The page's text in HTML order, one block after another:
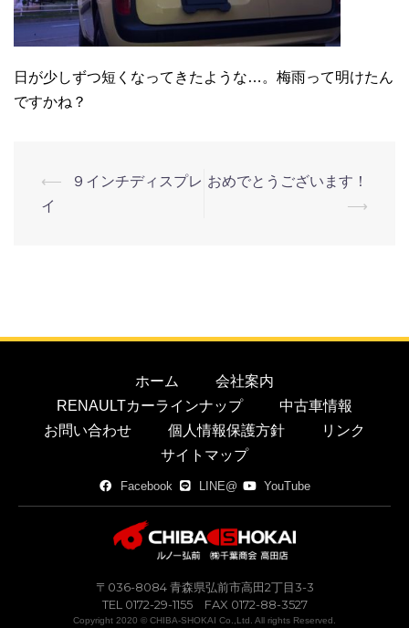
日が少しずつ短くなってきたような…。梅雨って明けたん
ですかね？
⟵
９インチディスプレ
イ
おめでとうございます！
⟶
ホーム
会社案内
RENAULTカーラインナップ
中古車情報
お問い合わせ
個人情報保護方針
リンク
サイトマップ
Facebook LINE@ YouTube
〒036-8084 青森県弘前市高田2丁目3-3
TEL 0172-29-1155 FAX 0172-88-3527
Copyright 2020 © CHIBA-SHOKAI Co.,Ltd. All rights Reserved.